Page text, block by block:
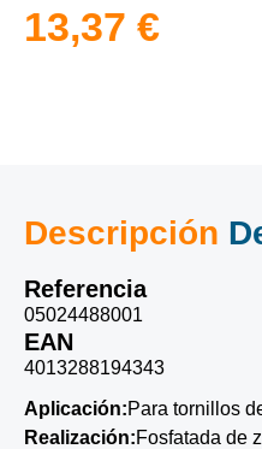
13,37 €
Descripción
Referencia
05024488001
EAN
4013288194343
Aplicación:Para tornillos
Realización:Fosfatada de